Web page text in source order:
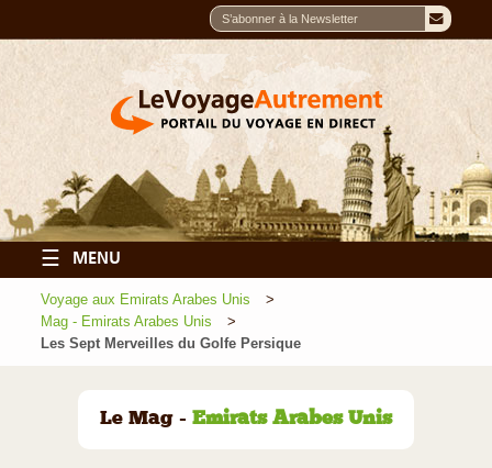
☰ MENU
Voyage aux Emirats Arabes Unis
Mag - Emirats Arabes Unis
Les Sept Merveilles du Golfe Persique
Le Mag - Emirats Arabes Unis